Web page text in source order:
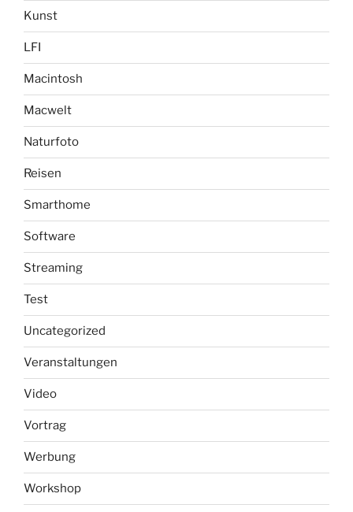
Kunst
LFI
Macintosh
Macwelt
Naturfoto
Reisen
Smarthome
Software
Streaming
Test
Uncategorized
Veranstaltungen
Video
Vortrag
Werbung
Workshop